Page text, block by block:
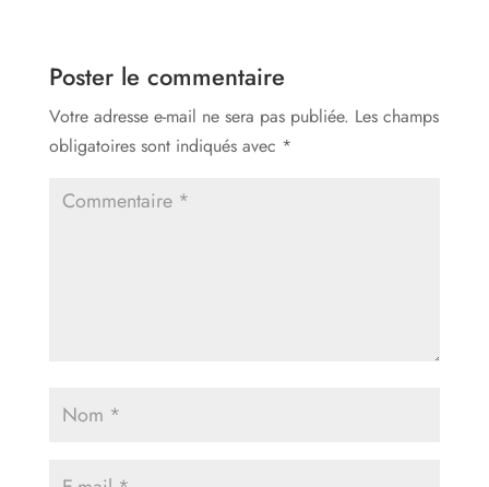
Poster le commentaire
Votre adresse e-mail ne sera pas publiée. Les champs
obligatoires sont indiqués avec *